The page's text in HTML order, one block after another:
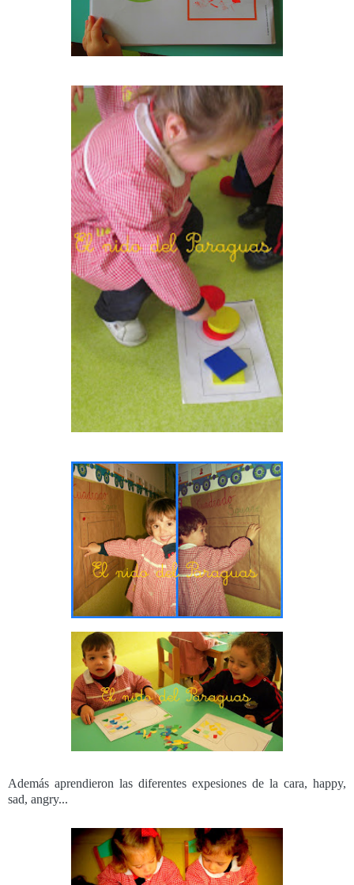
Además aprendieron las diferentes expesiones de la cara, happy,
sad, angry...